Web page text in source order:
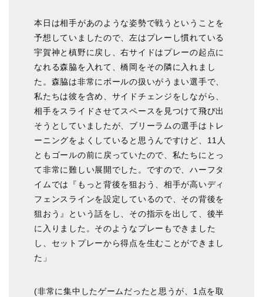
本日は相手があのような姿勢で戦うということを
予想していましたので、左はプレーし慣れている
宇賀神と槙野に戻し、右サイドはプレーの起点に
なれる森脇を入れて、橋岡をその隣に入れまし
た。森脇は非常にボールの扱いがうまい選手で、
私たちは彼を含め、サイドチェンジをしながら、
相手をスライドさせてスペースを見つけて飛び出
そうとしていましたが、ブリーラムの選手はトレ
ーニングをよくしていると思うんですけど、11人
ともゴールの前に戻っていたので、私たちにとっ
て非常に難しい展開でした。ですので、ハーフタ
イムでは『もっと背後を狙おう、相手が高いディ
フェンスラインを設定しているので、その背後を
狙おう』という話をし、その指示を出して、後半
に入りました。そのようなプレーもできました
し、セットプレーから得点を生むことができまし
た」
(非常に集中したゲームだったと思うが、1点を取